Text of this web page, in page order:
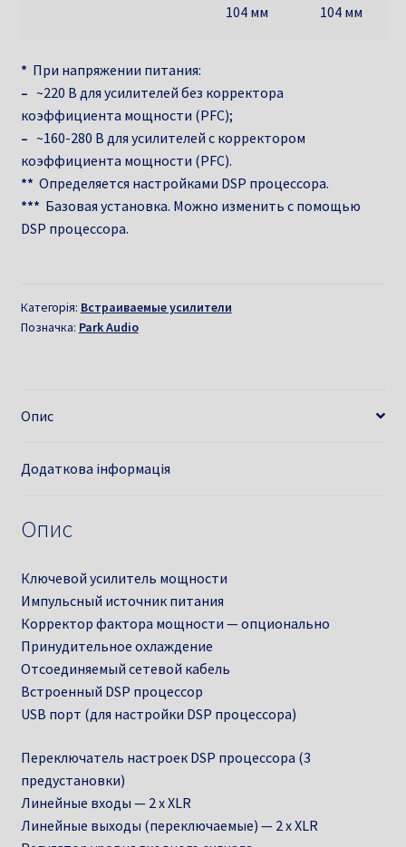
104 мм
104 мм
* При напряжении питания:
– ~220 B для усилителей без корректора
коэффициента мощности (PFC);
– ~160-280 B для усилителей с корректором
коэффициента мощности (PFC).
** Определяется настройками DSP процессора.
*** Базовая установка. Можно изменить с помощью
DSP процессора.
Категорія: Встраиваемые усилители
Позначка: Park Audio
Опис
Додаткова інформація
Опис
Ключевой усилитель мощности
Импульсный источник питания
Корректор фактора мощности — опционально
Принудительное охлаждение
Отсоединяемый сетевой кабель
Встроенный DSP процессор
USB порт (для настройки DSP процессора)
Переключатель настроек DSP процессора (3
предустановки)
Линейные входы — 2 х XLR
Линейные выходы (переключаемые) — 2 х XLR